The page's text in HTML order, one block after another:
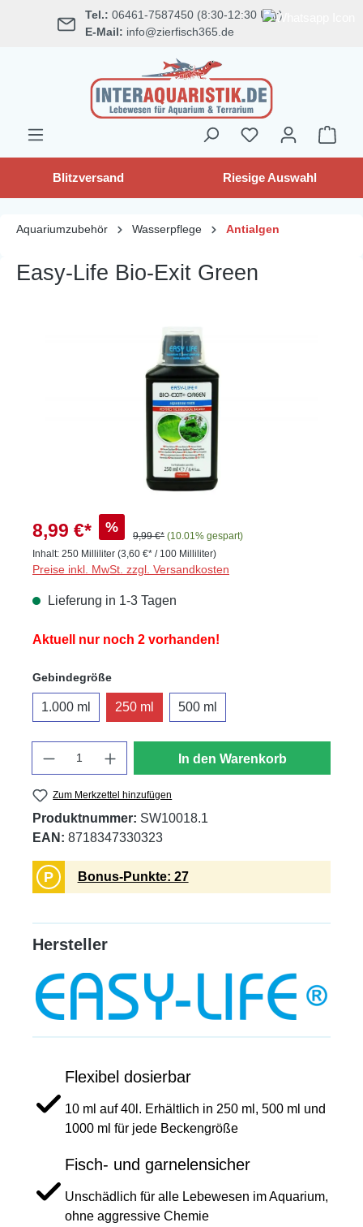
springen Tel.: 06461-7587450 (8:30-12:30 Uhr)
E-Mail: info@zierfisch365.de
Blitzversand Riesige Auswahl
Aquariumzubehör Wasserpflege Antialgen
Easy-Life Bio-Exit Green
8,99 €* %
9,99 €* (10.01% gespart)
Inhalt: 250 Milliliter (3,60 €* / 100 Milliliter)
Preise inkl. MwSt. zzgl. Versandkosten
Lieferung in 1-3 Tagen
Aktuell nur noch 2 vorhanden!
Gebindegrößeauswählen
1.000 ml 250 ml 500 ml
In den Warenkorb
Zum Merkzettel hinzufügen
Produktnummer: SW10018.1
EAN: 8718347330323
P Bonus-Punkte: 27
Hersteller
Flexibel dosierbar
10 ml auf 40l. Erhältlich in 250 ml, 500 ml und
1000 ml für jede Beckengröße
Fisch- und garnelensicher
Unschädlich für alle Lebewesen im Aquarium,
ohne aggressive Chemie